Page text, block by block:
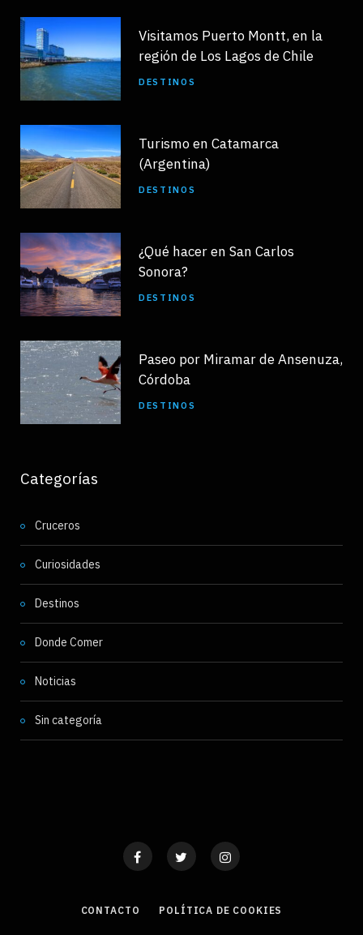
Visitamos Puerto Montt, en la
región de Los Lagos de Chile
DESTINOS
Turismo en Catamarca
(Argentina)
DESTINOS
¿Qué hacer en San Carlos
Sonora?
DESTINOS
Paseo por Miramar de Ansenuza,
Córdoba
DESTINOS
Categorías
Cruceros
Curiosidades
Destinos
Donde Comer
Noticias
Sin categoría
CONTACTO POLÍTICA DE COOKIES